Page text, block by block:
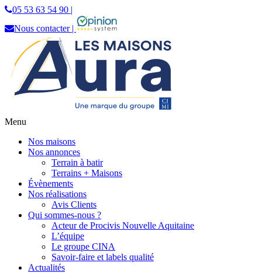
05 53 63 54 90 |
Nous contacter |
Les Maisons Aura
Constructeur de maisons individuelles en
Dordogne
Menu
Nos maisons
Nos annonces
Terrain à batir
Terrains + Maisons
Évènements
Nos réalisations
Avis Clients
Qui sommes-nous ?
Acteur de Procivis Nouvelle Aquitaine
L’équipe
Le groupe CINA
Savoir-faire et labels qualité
Actualités